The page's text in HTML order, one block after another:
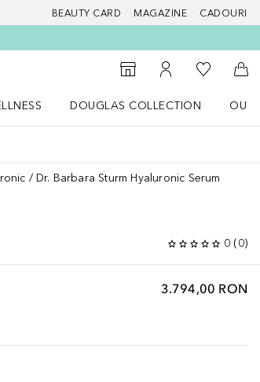
BEAUTY CARD MAGAZINE CADOURI
Către Găsire magazin
Către Contul meu
Către
DOUGLAS COLLECTION
Dr. Barbara Sturm Hyaluronic Serum
0 (0)
3.794,00 RON